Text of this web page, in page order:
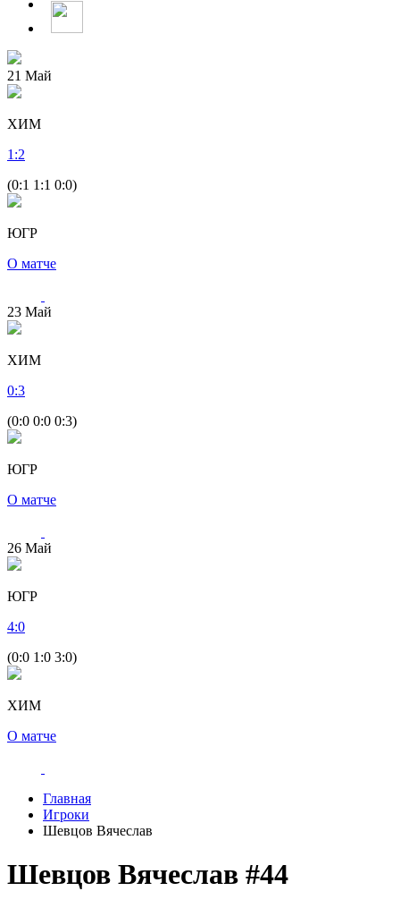
21 Май
ХИМ
1 :2
(0:1 1:1 0:0)
ЮГР
О матче
23 Май
ХИМ
0:3
(0:0 0:0 0:3)
ЮГР
О матче
26 Май
ЮГР
4:0
(0:0 1:0 3:0)
ХИМ
О матче
Главная
Игроки
Шевцов Вячеслав
Шевцов Вячеслав #44